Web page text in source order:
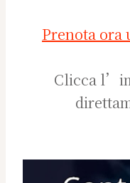
Prenota ora
Clicca